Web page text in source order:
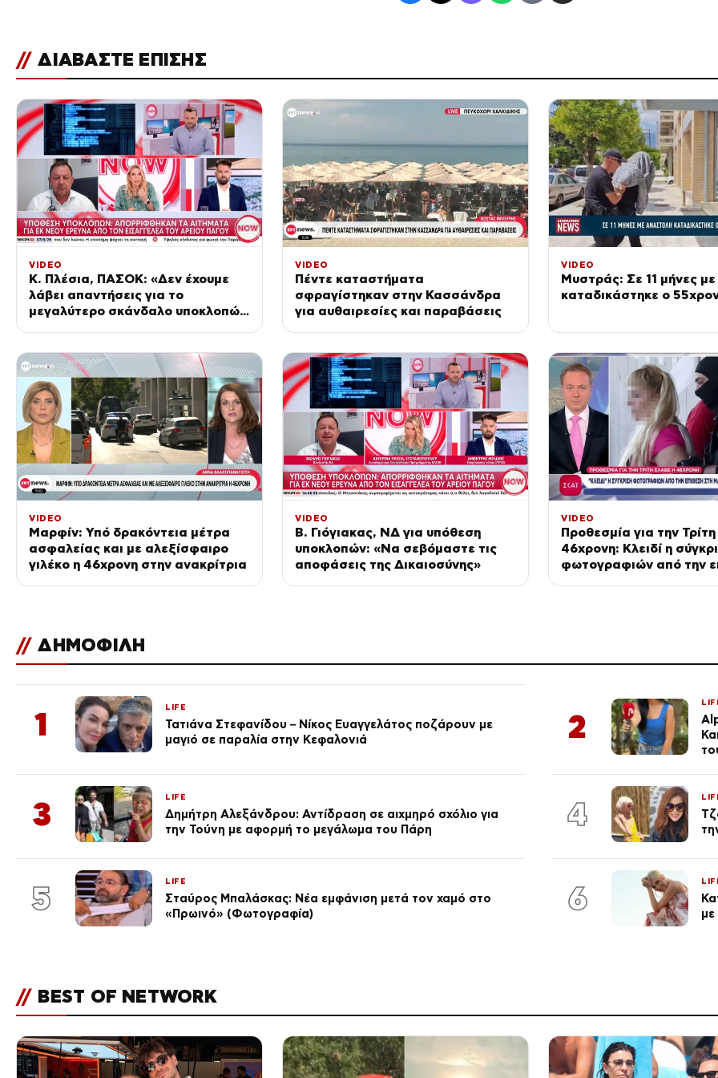
// ΔΙΑΒΑΣΤΕ ΕΠΙΣΗΣ
VIDEO
Κ. Πλέσια, ΠΑΣΟΚ: «Δεν έχουμε
λάβει απαντήσεις για το
μεγαλύτερο σκάνδαλο υποκλοπών
VIDEO
Πέντε καταστήματα
σφραγίστηκαν στην Κασσάνδρα
για αυθαιρεσίες και παραβάσεις
VIDEO
Μυστράς: Σε 11 μήνες
καταδικάστηκε ο
VIDEO
Μαρφίν: Υπό δρακόντεια μέτρα
ασφαλείας και με αλεξίσφαιρο
γιλέκο η 46χρονη στην ανακρίτρια
VIDEO
Β. Γιόγιακας, ΝΔ για υπόθεση
υποκλοπών: «Να σεβόμαστε τις
αποφάσεις της Δικαιοσύνης»
VIDEO
Προθεσμία για την
46χρονη: Κλειδί η
φωτογραφιών από την
// ΔΗΜΟΦΙΛΗ
1 LIFE
Τατιάνα Στεφανίδου – Νίκος Ευαγγελάτος ποζάρουν με
μαγιό σε παραλία στην Κεφαλονιά
2
3 LIFE
Δημήτρη Αλεξάνδρου: Αντίδραση σε αιχμηρό σχόλιο για
την Τούνη με αφορμή το μεγάλωμα του Πάρη
4
5 LIFE
Σταύρος Μπαλάσκας: Νέα εμφάνιση μετά τον χαμό στο
«Πρωινό» (Φωτογραφία)
6
// BEST OF NETWORK